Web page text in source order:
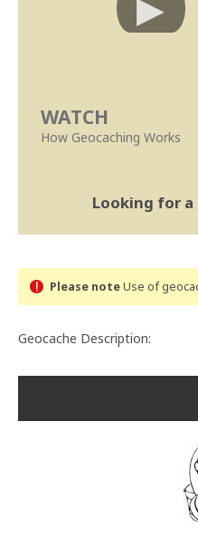
WATCH
How Geocaching Works
Looking for
Please noteUse of
Geocache Description: